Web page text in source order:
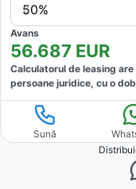
50%
Avans
56.687 EUR
Calculatorul de leasing
persoane juridice, cu o
Sună